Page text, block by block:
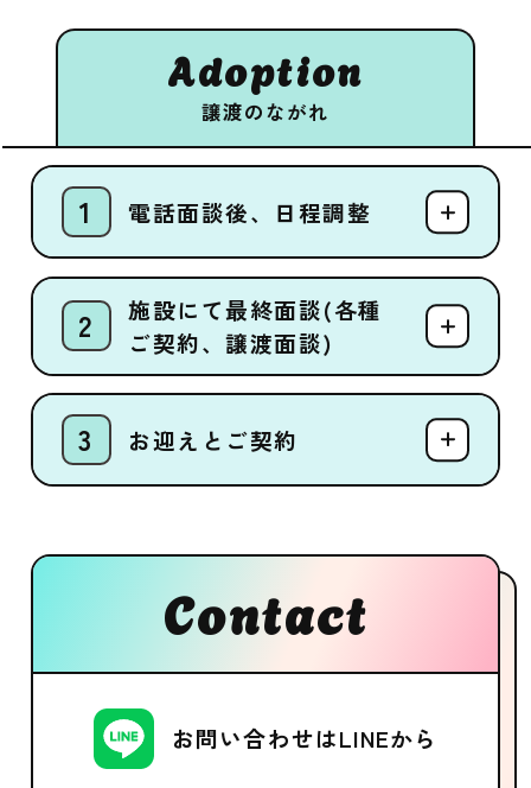
Adoption
譲渡のながれ
電話面談後、日程調整
施設にて最終面談(各種
ご契約、譲渡面談)
お迎えとご契約
Contact
お問い合わせはLINEから